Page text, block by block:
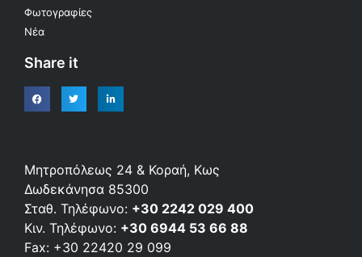
Φωτογραφίες
Νέα
Share it
Μητροπόλεως 24 & Κοραή, Κως
Δωδεκάνησα 85300
Σταθ. Τηλέφωνο: +30 2242 029 400
Κιν. Τηλέφωνο: +30 6944 53 66 88
Fax: +30 22420 29 099